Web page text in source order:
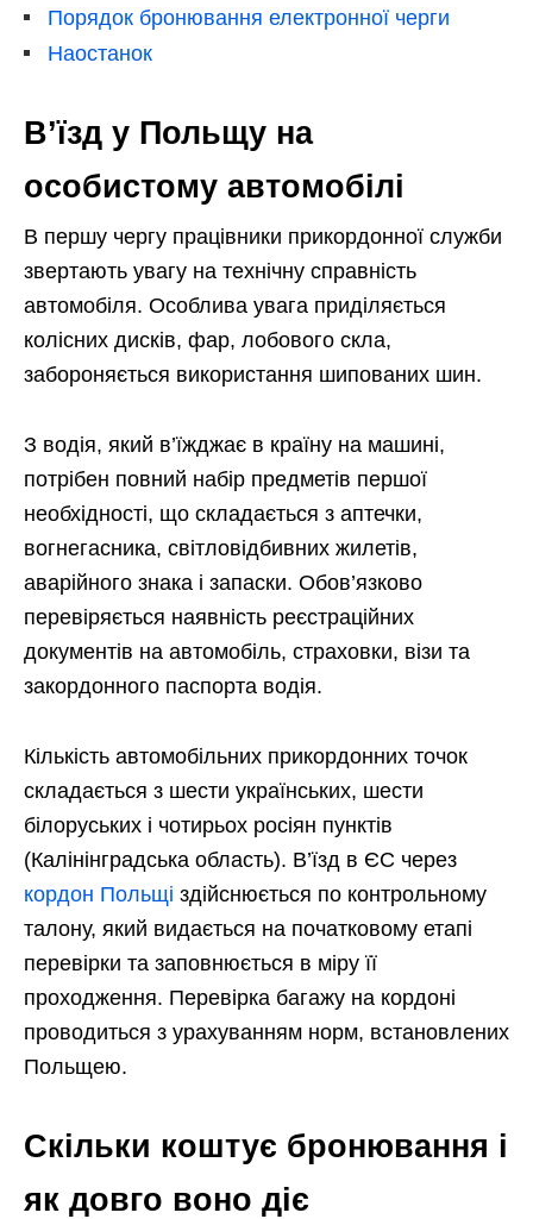
Порядок бронювання електронної черги
Наостанок
В’їзд у Польщу на
особистому автомобілі
В першу чергу працівники прикордонної служби
звертають увагу на технічну справність
автомобіля. Особлива увага приділяється
колісних дисків, фар, лобового скла,
забороняється використання шипованих шин.
З водія, який в’їжджає в країну на машині,
потрібен повний набір предметів першої
необхідності, що складається з аптечки,
вогнегасника, світловідбивних жилетів,
аварійного знака і запаски. Обов’язково
перевіряється наявність реєстраційних
документів на автомобіль, страховки, візи та
закордонного паспорта водія.
Кількість автомобільних прикордонних точок
складається з шести українських, шести
білоруських і чотирьох росіян пунктів
(Калінінградська область). В’їзд в ЄС через
кордон Польщі здійснюється по контрольному
талону, який видається на початковому етапі
перевірки та заповнюється в міру її
проходження. Перевірка багажу на кордоні
проводиться з урахуванням норм, встановлених
Польщею.
Скільки коштує бронювання і
як довго воно діє